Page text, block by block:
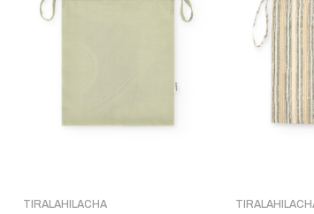
TIRALAHILACHA